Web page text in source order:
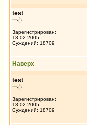
test
一心
Зарегистрирован:
18.02.2005
Суждений: 18709
Наверх
test
一心
Зарегистрирован:
18.02.2005
Суждений: 18709